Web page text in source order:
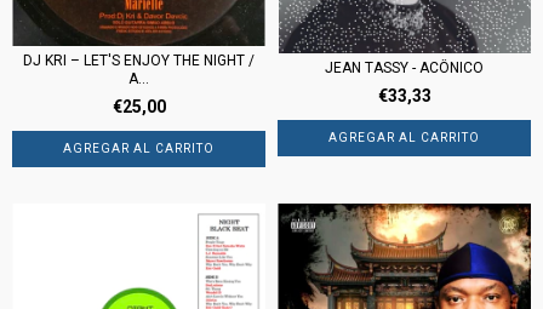
DJ KRI ‎– LET'S ENJOY THE NIGHT /
A...
€25,00
JEAN TASSY - ACÔNICO
€33,33